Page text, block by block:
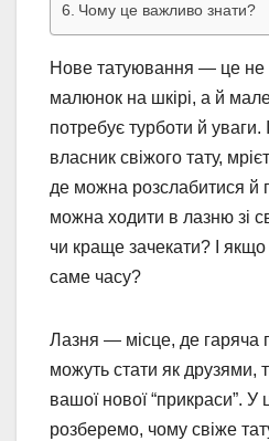
Чому це важливо знати?
Нове татуювання — це не
малюнок на шкірі, а й
потребує турботи й
власник свіжого тату,
де можна розслабитися й
можна ходити в лазню зі
чи краще зачекати? І якщо
саме часу?
Лазня — місце, де гаряча
можуть стати як друзями,
вашої нової “прикраси”. У
розберемо, чому свіже